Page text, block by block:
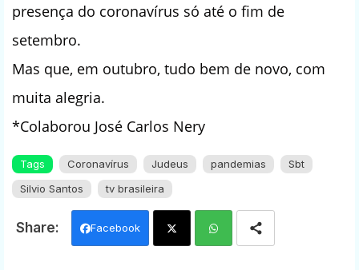
presença do coronavírus só até o fim de
setembro.
Mas que, em outubro, tudo bem de novo, com
muita alegria.
*Colaborou José Carlos Nery
Tags Coronavírus Judeus pandemias
Sbt
Silvio Santos
tv brasileira
Facebook